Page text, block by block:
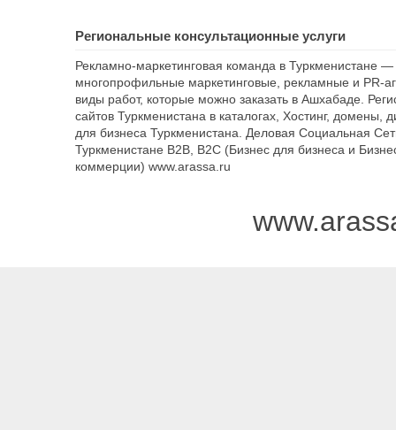
Региональные консультационные услуги
Рекламно-маркетинговая команда в Туркменистане —
многопрофильные маркетинговые, рекламные и PR-
виды работ, которые можно заказать в Ашхабаде.
сайтов Туркменистана в каталогах, Хостинг, домены,
для бизнеса Туркменистана. Деловая Социальная
Туркменистане B2B, B2C (Бизнес для бизнеса и
коммерции) www.arassa.ru